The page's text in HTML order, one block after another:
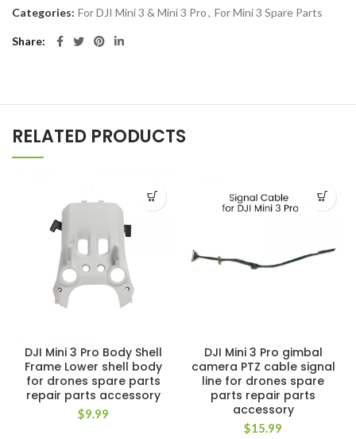
Categories: For DJI Mini 3 & Mini 3 Pro, For Mini 3 Spare Parts
Share
RELATED PRODUCTS
DJI Mini 3 Pro Body Shell
Frame Lower shell body
for drones spare parts
repair parts accessory
$9.99
DJI Mini 3 Pro gimbal
camera PTZ cable signal
line for drones spare
parts repair parts
accessory
$15.99